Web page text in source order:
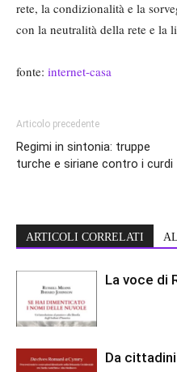
rete, la condizionalità e la
con la neutralità della rete e la
fonte: internet-casa
Articolo precedente
Regimi in sintonia: truppe
turche e siriane contro i curdi
ARTICOLI CORRELATI
La voce di
Da